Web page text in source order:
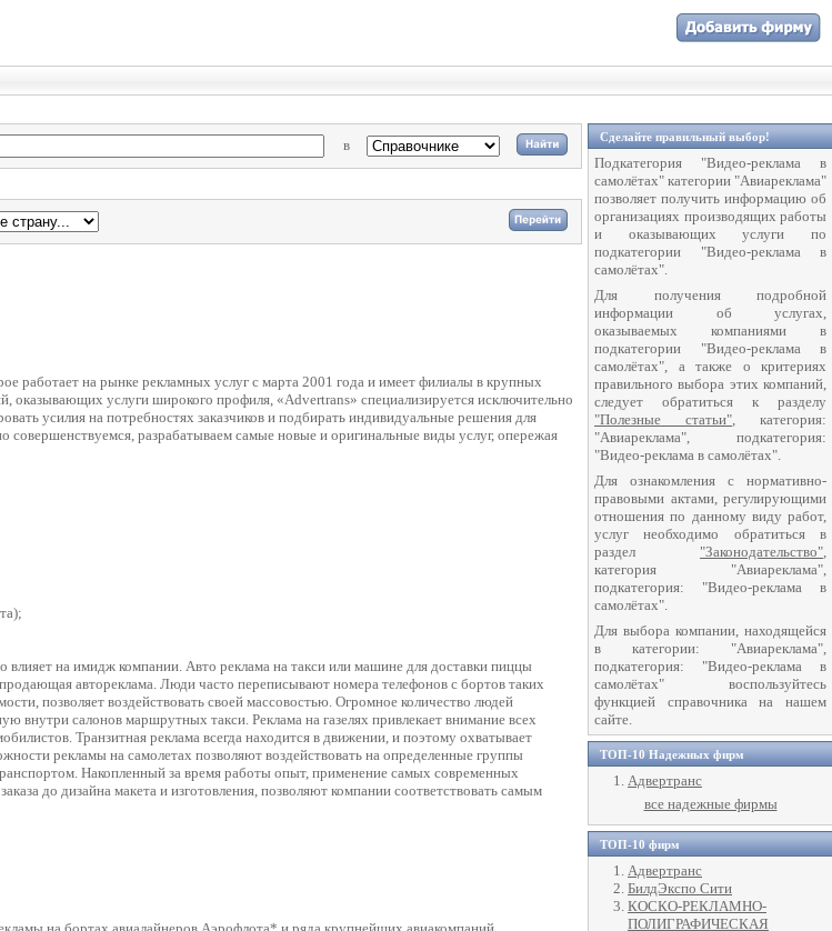
в
работает на рынке рекламных услуг с марта 2001 года и имеет филиалы в крупных
оказывающих услуги широкого профиля, «Advertrans» специализируется исключительно
усилия на потребностях заказчиков и подбирать индивидуальные решения для
разрабатываем самые новые и оригинальные виды услуг, опережая
на имидж компании. Авто реклама на такси или машине для доставки пиццы
автореклама. Люди часто переписывают номера телефонов с бортов таких
позволяет воздействовать своей массовостью. Огромное количество людей
внутри салонов маршрутных такси. Реклама на газелях привлекает внимание всех
Транзитная реклама всегда находится в движении, и поэтому охватывает
рекламы на самолетах позволяют воздействовать на определенные группы
Накопленный за время работы опыт, применение самых современных
до дизайна макета и изготовления, позволяют компании соответствовать самым
Сделайте правильный выбор!
Подкатегория "Видео-реклама в
самолётах" категории "Авиареклама"
позволяет получить информацию об
организациях производящих работы
и оказывающих услуги по
подкатегории "Видео-реклама в
самолётах".
Для получения подробной
информации об услугах,
оказываемых компаниями в
подкатегории "Видео-реклама в
самолётах", а также о критериях
правильного выбора этих компаний,
следует обратиться к разделу
"Полезные статьи", категория:
"Авиареклама", подкатегория:
"Видео-реклама в самолётах".
Для ознакомления с нормативно-
правовыми актами, регулирующими
отношения по данному виду работ,
услуг необходимо обратиться в
раздел "Законодательство",
категория "Авиареклама",
подкатегория: "Видео-реклама в
самолётах".
Для выбора компании, находящейся
в категории: "Авиареклама",
подкатегория: "Видео-реклама в
самолётах" воспользуйтесь
функцией справочника на нашем
сайте.
ТОП-10 Надежных фирм
Адвертранс
все надежные фирмы
ТОП-10 фирм
Адвертранс
БилдЭкспо Сити
КОСКО-РЕКЛАМНО-
ПОЛИГРАФИЧЕСКАЯ